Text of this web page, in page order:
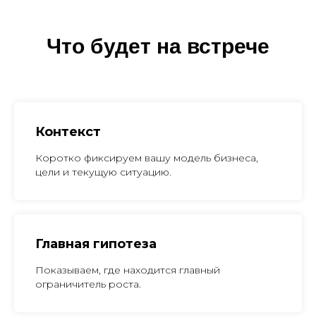
Что будет на встрече
Контекст
Коротко фиксируем вашу модель бизнеса,
цели и текущую ситуацию.
Главная гипотеза
Показываем, где находится главный
ограничитель роста.